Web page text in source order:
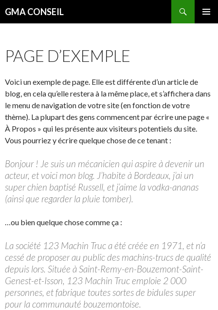
GMA CONSEIL
PAGE D’EXEMPLE
Voici un exemple de page. Elle est différente d’un article de
blog, en cela qu’elle restera à la même place, et s’affichera dans
le menu de navigation de votre site (en fonction de votre
thème). La plupart des gens commencent par écrire une page «
À Propos » qui les présente aux visiteurs potentiels du site.
Vous pourriez y écrire quelque chose de ce tenant :
Bonjour ! Je suis un mécanicien qui aspire à devenir un
acteur, et voici mon blog. J’habite à Bordeaux, j’ai un
super chien baptisé Russell, et j’aime la vodka-ananas
(ainsi que regarder la pluie tomber).
…ou bien quelque chose comme ça :
La société 123 Machin Truc a été créée en 1971, et n’a
cessé de proposer au public des machins-trucs de qualité
depuis lors. Située à Saint-Remy-en-Bouzemont-Saint-
Genest-et-Isson, 123 Machin Truc emploie 2 000
personnes, et fabrique toutes sortes de bidules super
pour la communauté bouzemontoise.